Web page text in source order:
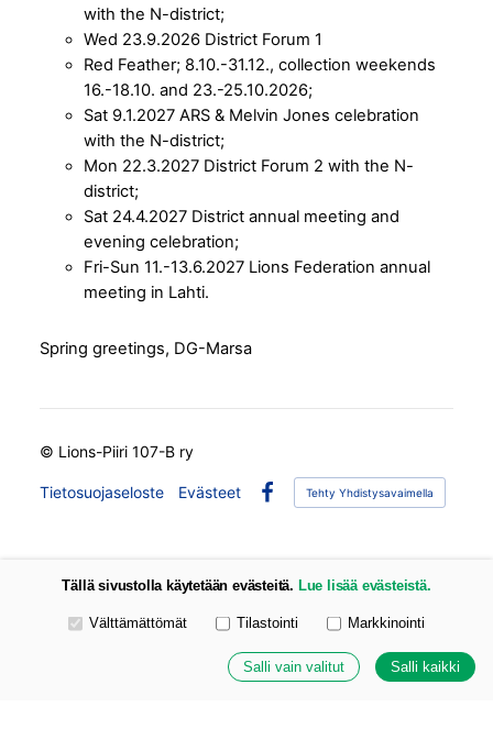
with the N-district;
Wed 23.9.2026 District Forum 1
Red Feather; 8.10.-31.12., collection weekends
16.-18.10. and 23.-25.10.2026;
Sat 9.1.2027 ARS & Melvin Jones celebration
with the N-district;
Mon 22.3.2027 District Forum 2 with the N-
district;
Sat 24.4.2027 District annual meeting and
evening celebration;
Fri-Sun 11.-13.6.2027 Lions Federation annual
meeting in Lahti.
Spring greetings, DG-Marsa
© Lions-Piiri 107-B ry
Tietosuojaseloste
Evästeet
Facebook
Tehty Yhdistysavaimella
Tällä sivustolla käytetään evästeitä. Lue lisää evästeistä.
Valitse käytettävät evästeet
Välttämättömät Tilastointi Markkinointi
Salli vain valitut Salli kaikki